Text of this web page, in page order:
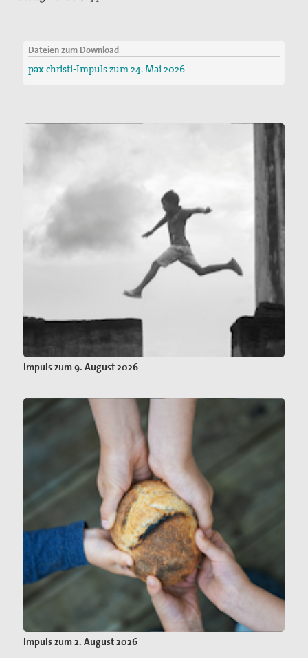
Dateien zum Download
pax christi-Impuls zum 24. Mai 2026
Impuls zum 9. August 2026
Impuls zum 2. August 2026